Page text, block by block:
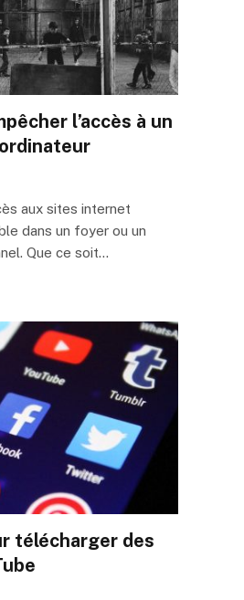
l’accès à un
aux sites internet
dans un foyer ou un
Que ce soit…
télécharger des